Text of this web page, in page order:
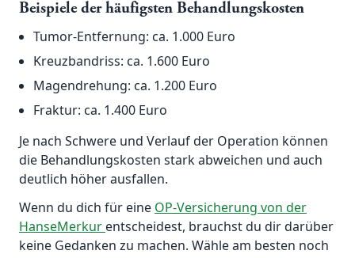
Beispiele der häufigsten Behandlungskosten
Tumor-Entfernung: ca. 1.000 Euro
Kreuzbandriss: ca. 1.600 Euro
Magendrehung: ca. 1.200 Euro
Fraktur: ca. 1.400 Euro
Je nach Schwere und Verlauf der Operation können
die Behandlungskosten stark abweichen und auch
deutlich höher ausfallen.
Wenn du dich für eine OP-Versicherung von der
HanseMerkur entscheidest, brauchst du dir darüber
keine Gedanken zu machen. Wähle am besten noch